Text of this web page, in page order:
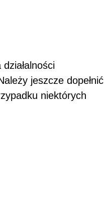
jeszcze dopełnić
niektórych